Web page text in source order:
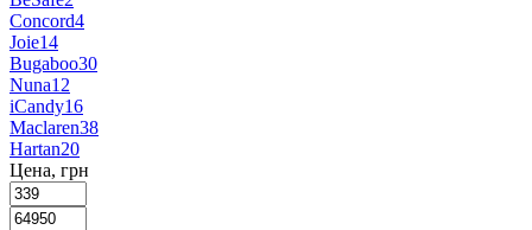
Concord4
Joie14
Bugaboo30
Nuna12
iCandy16
Maclaren38
Hartan20
Цена, грн